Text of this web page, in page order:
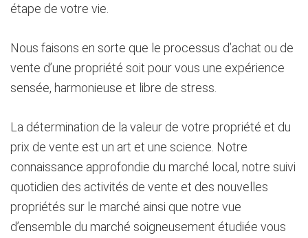
étape de votre vie.
Nous faisons en sorte que le processus d’achat ou de
vente d’une propriété soit pour vous une expérience
sensée, harmonieuse et libre de stress.
La détermination de la valeur de votre propriété et du
prix de vente est un art et une science. Notre
connaissance approfondie du marché local, notre suivi
quotidien des activités de vente et des nouvelles
propriétés sur le marché ainsi que notre vue
d’ensemble du marché soigneusement étudiée vous